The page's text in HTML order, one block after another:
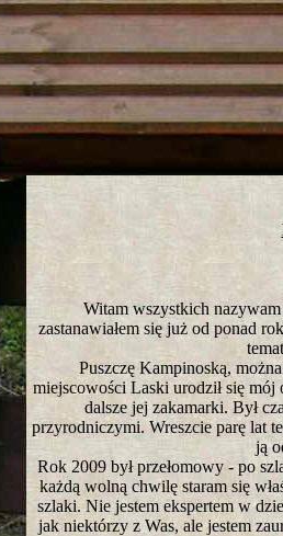
zapraszamy
Witam wszystkich nazywam
zastanawiałem się już od ponad
Puszczę Kampinoską,
miejscowości Laski urodził się mój
dalsze jej zakamarki. Był
przyrodniczymi. Wreszcie parę lat
ją
Rok 2009 był przełomowy - po
każdą wolną chwilę staram się
szlaki. Nie jestem ekspertem w
jak niektórzy z Was, ale jestem